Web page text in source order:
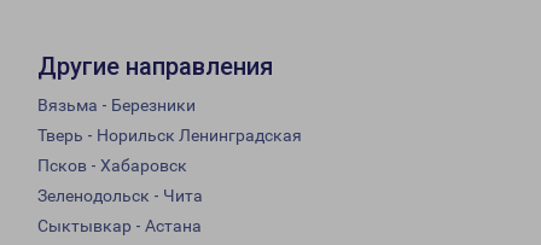
Другие направления
Вязьма - Березники
Тверь - Норильск Ленинградская
Псков - Хабаровск
Зеленодольск - Чита
Сыктывкар - Астана